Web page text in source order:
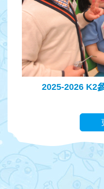
2025-2026 K2